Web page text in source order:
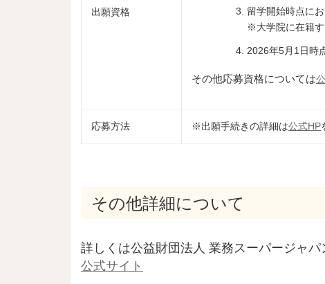
出願資格
留学開始時点に
※大学院に在籍
2026年5月1日時
その他応募資格については
応募方法 ※出願手続きの詳細は公式HP
その他詳細について
詳しくは公益財団法人 業務スーパージャ
公式サイト